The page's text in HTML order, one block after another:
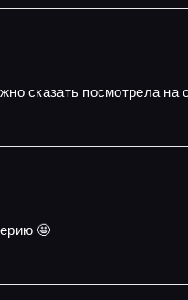
сказать посмотрела
🤩